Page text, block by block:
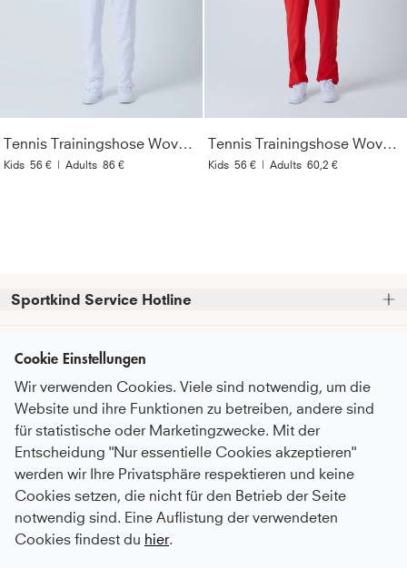
Tennis Trainingshose Woven, weiß
Kids 56 € | Adults 86 €
Tennis Trainingshose Woven, rot
Kids 56 € | Adults 60,2 €
Sportkind Service Hotline
entgegennehmen können.
Telefonische Unterstützung und Beratung unter:
+49 (0)821 319 499 12
Mo - Do
9:00 - 16:00 Uhr
9:00 - 15:00 Uhr
oder auch gerne per E-Mail an
kundenservice@sportkind.de
Kundenservice
FAQ - Häufige Fragen
Serviceversprechen
Pflegeempfehlungen
Zahlung & Versand
Umtausch & Rückgabe
After Sale Service
Informationen
Über Uns
Nachhaltigkeit
Karriere
Botschafter:in werden
Newsletter
Abonniere unseren Newsletter
bevor du
zum Checkout gehst
und erhalte
regelmäßige Informationen über
Zahlungsmethoden
Cookie Einstellungen
Wir verwenden Cookies. Viele sind notwendig, um die
Website und ihre Funktionen zu betreiben, andere sind
für statistische oder Marketingzwecke. Mit der
Entscheidung "Nur essentielle Cookies akzeptieren"
werden wir Ihre Privatsphäre respektieren und keine
Cookies setzen, die nicht für den Betrieb der Seite
notwendig sind. Eine Auflistung der verwendeten
Cookies findest du hier.